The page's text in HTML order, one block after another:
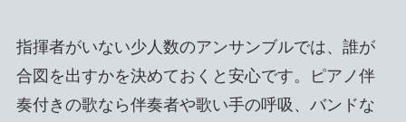
指揮者がいない少人数のアンサンブルでは、誰が
合図を出すかを決めておくと安心です。ピアノ伴
奏付きの歌なら伴奏者や歌い手の呼吸、バンドな